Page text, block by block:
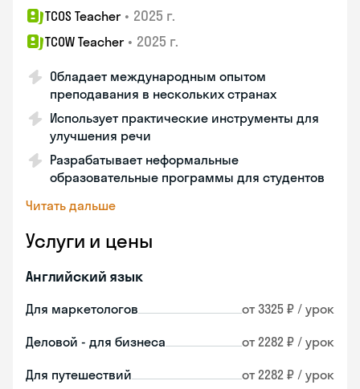
TCOS Teacher • 2025 г.
TCOW Teacher • 2025 г.
Обладает международным опытом
преподавания в нескольких странах
Использует практические инструменты для
улучшения речи
Разрабатывает неформальные
образовательные программы для студентов
Читать дальше
Услуги и цены
Английский язык
Для маркетологов от 3325 ₽ / урок
Деловой - для бизнеса от 2282 ₽ / урок
Для путешествий от 2282 ₽ / урок